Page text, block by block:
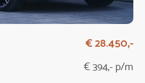
€ 28.450,-
€ 394,- p/m